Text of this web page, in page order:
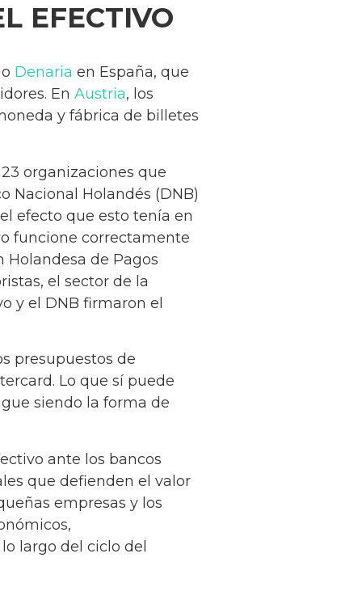
EFECTIVO
Denaria en España, que
En Austria, los
y fábrica de billetes
organizaciones que
Nacional Holandés (DNB)
efecto que esto tenía en
funcione correctamente
Holandesa de Pagos
el sector de la
y el DNB firmaron el
presupuestos de
Lo que sí puede
siendo la forma de
ante los bancos
que defienden el valor
empresas y los
largo del ciclo del